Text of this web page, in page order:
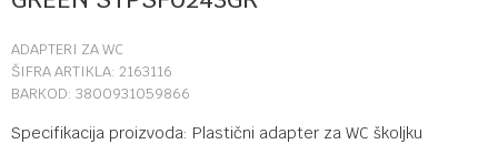
ADAPTERI ZA WC
ŠIFRA ARTIKLA: 2163116
BARKOD: 3800931059866
Specifikacija proizvoda: Plastični adapter za WC školjku